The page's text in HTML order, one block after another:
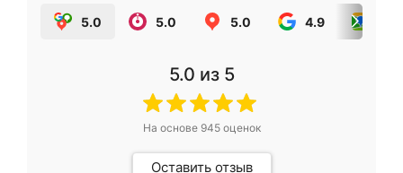
5.0 5.0 5.0 4.9
5.0 из 5
На основе 945оценок
Оставить отзыв